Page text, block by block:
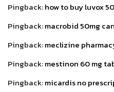
Pingback:how to buy luvox
Pingback:macrobid 50mg
Pingback:meclizine
Pingback:mestinon 60 mg
Pingback:micardis no